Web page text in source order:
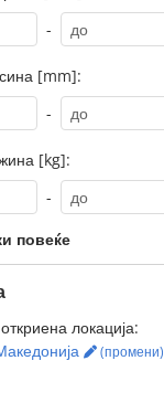
-
[mm]:
-
[kg]:
-
повеќе
локација:
(промени)